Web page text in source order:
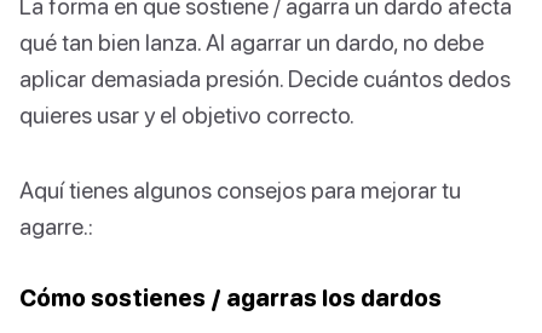
La forma en que sostiene / agarra un dardo afecta
qué tan bien lanza. Al agarrar un dardo, no debe
aplicar demasiada presión. Decide cuántos dedos
quieres usar y el objetivo correcto.
Aquí tienes algunos consejos para mejorar tu
agarre.:
Cómo sostienes / agarras los dardos